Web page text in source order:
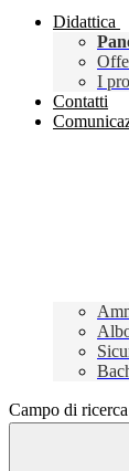
Didattica
I
Contatti
Campo di